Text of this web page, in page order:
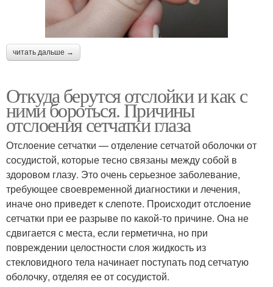
читать дальше →
Откуда берутся отслойки и как с
ними бороться. Причины
отслоения сетчатки глаза
Отслоение сетчатки — отделение сетчатой оболочки от
сосудистой, которые тесно связаны между собой в
здоровом глазу. Это очень серьезное заболевание,
требующее своевременной диагностики и лечения,
иначе оно приведет к слепоте. Происходит отслоение
сетчатки при ее разрыве по какой-то причине. Она не
сдвигается с места, если герметична, но при
повреждении целостности слоя жидкость из
стекловидного тела начинает поступать под сетчатую
оболочку, отделяя ее от сосудистой.